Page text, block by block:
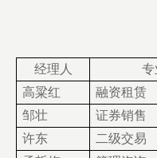
经理人
专
高粱红
融资租赁
邹壮
证券销售
许东
二级交易